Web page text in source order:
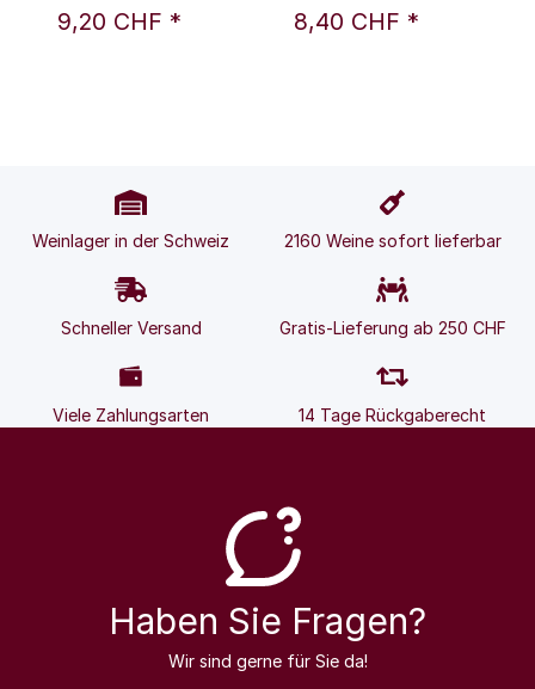
2021 0,75 l - Feudo
9,20 CHF *
Feudo Arancio
8,40 CHF *
Weinlager in der Schweiz 2160 Weine sofort lieferbar
Schneller Versand Gratis-Lieferung ab 250 CHF
Viele Zahlungsarten 14 Tage Rückgaberecht
Haben Sie Fragen?
Wir sind gerne für Sie da!